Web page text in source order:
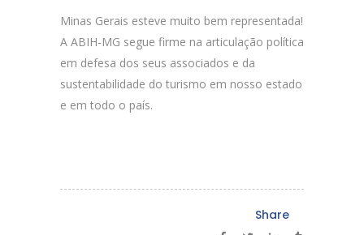
Minas Gerais esteve muito bem representada!
A ABIH-MG segue firme na articulação política
em defesa dos seus associados e da
sustentabilidade do turismo em nosso estado
e em todo o país.
Share